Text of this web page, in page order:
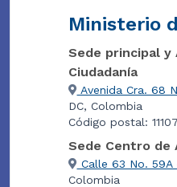
Ministerio
Sede principal y
Ciudadanía
Avenida Cra. 68
DC, Colombia
Código postal:
Sede Centro de
Calle 63 No.
Colombia